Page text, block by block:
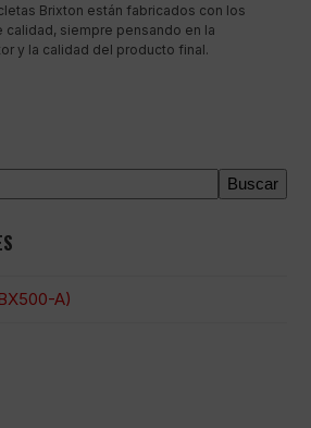
Brixton están fabricados con los
calidad, siempre pensando en la
y la calidad del producto final.
Buscar
A)